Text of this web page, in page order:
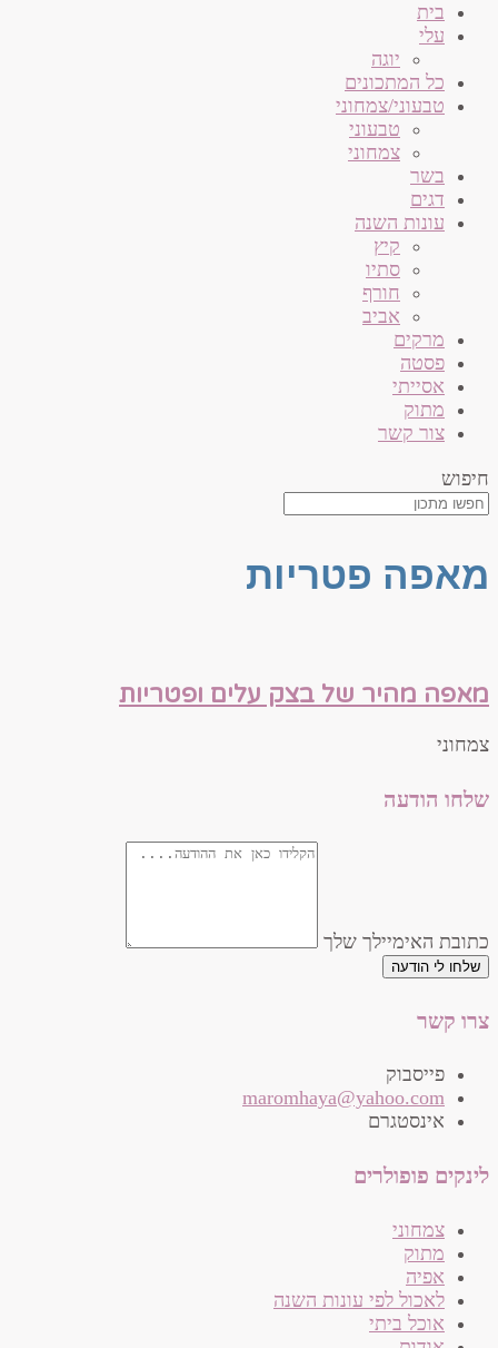
בית
עלי
יוגה
כל המתכונים
טבעוני/צמחוני
טבעוני
צמחוני
בשר
דגים
עונות השנה
קיץ
סתיו
חורף
אביב
מרקים
פסטה
אסייתי
מתוק
צור קשר
חיפוש
מאפה פטריות
מאפה מהיר של בצק עלים ופטריות
צמחוני
שלחו הודעה
כתובת האימיילך שלך
שלחו לי הודעה
צרו קשר
פייסבוק
‫maromhaya@yahoo.com
אינסטגרם
לינקים פופולרים
צמחוני
מתוק
אפיה
לאכול לפי עונות השנה
אוכל ביתי